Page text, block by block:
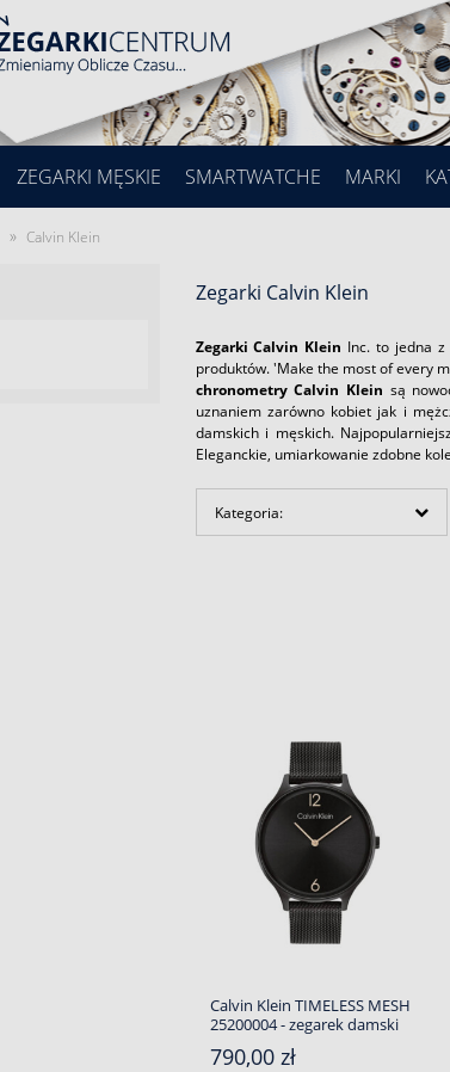
ZEGARKI MĘSKIE SMARTWATCHE MARKI
» Calvin Klein
Zegarki Calvin Klein
Zegarki Calvin Klein Inc. to jedna
produktów. 'Make the most of every
chronometry Calvin Klein są
uznaniem zarówno kobiet jak i
damskich i męskich.
Eleganckie, umiarkowanie zdobne
Kategoria:
Calvin Klein TIMELESS MESH
25200004 - zegarek damski
790,00 zł